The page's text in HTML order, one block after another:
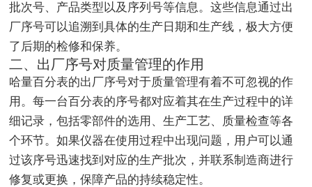
批次号、产品类型以及序列号等信息。这些信息通过出
厂序号可以追溯到具体的生产日期和生产线，极大方便
了后期的检修和保养。
二、出厂序号对质量管理的作用
哈量百分表的出厂序号对于质量管理有着不可忽视的作
用。每一台百分表的序号都对应着其在生产过程中的详
细记录，包括零部件的选用、生产工艺、质量检查等各
个环节。如果仪器在使用过程中出现问题，用户可以通
过该序号迅速找到对应的生产批次，并联系制造商进行
修复或更换，保障产品的持续稳定性。